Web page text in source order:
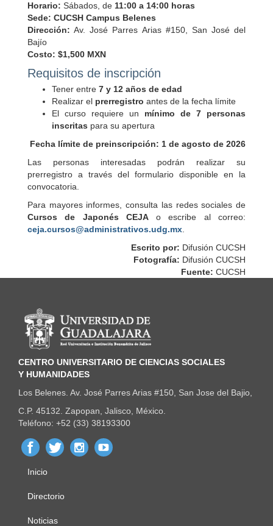
Horario: Sábados, de 11:00 a 14:00 horas
Sede: CUCSH Campus Belenes
Dirección: Av. José Parres Arias #150, San José del
Bajío
Costo: $1,500 MXN
Requisitos de inscripción
Tener entre 7 y 12 años de edad
Realizar el prerregistro antes de la fecha límite
El curso requiere un mínimo de 7 personas
inscritas para su apertura
Fecha límite de preinscripción: 1 de agosto de 2026
Las personas interesadas podrán realizar su
prerregistro a través del formulario disponible en la
convocatoria.
Para mayores informes, consulta las redes sociales de
Cursos de Japonés CEJAo escribe al correo:
ceja.cursos@administrativos.udg.mx.
Escrito por: Difusión CUCSH
Fotografía: Difusión CUCSH
Fuente: CUCSH
Información del portal
CENTRO UNIVERSITARIO DE CIENCIAS SOCIALES
Y HUMANIDADES
Los Belenes. Av. José Parres Arias #150, San Jose del Bajio,
C.P. 45132. Zapopan, Jalisco, México.
Teléfono: +52 (33) 38193300
Menú
principal
Inicio
Directorio
Noticias